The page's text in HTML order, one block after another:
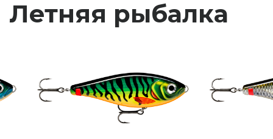
Летняя рыбалка